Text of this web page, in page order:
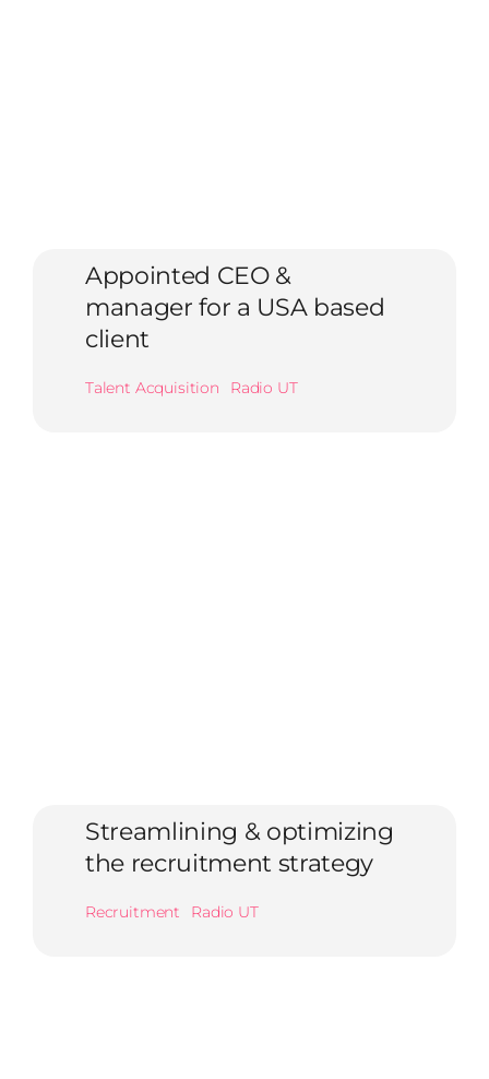
Appointed CEO &
manager for a USA based
client
Talent Acquisition Radio UT
Streamlining & optimizing
the recruitment strategy
Recruitment Radio UT